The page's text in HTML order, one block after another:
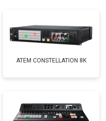
ATEM CONSTELLATION 8K